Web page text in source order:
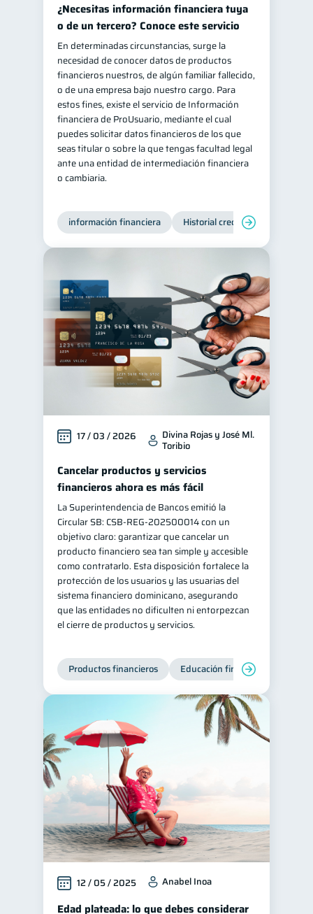
Doble sueldo
Gasto responsable
información financiera 1
¿Necesitas información financiera tuya
o de un tercero? Conoce este servicio
En determinadas circunstancias, surge la
necesidad de conocer datos de productos
financieros nuestros, de algún familiar fallecido,
o de una empresa bajo nuestro cargo. Para
estos fines, existe el servicio de Información
financiera de ProUsuario, mediante el cual
puedes solicitar datos financieros de los que
seas titular o sobre la que tengas facultad legal
ante una entidad de intermediación financiera
o cambiaria.
información financiera Historial crediticio
17 / 03 / 2026 Divina Rojas y José Ml.
Toribio
Cancelar productos y servicios
financieros ahora es más fácil
La Superintendencia de Bancos emitió la
Circular SB: CSB‑REG‑202500014 con un
objetivo claro: garantizar que cancelar un
producto financiero sea tan simple y accesible
como contratarlo. Esta disposición fortalece la
protección de los usuarios y las usuarias del
sistema financiero dominicano, asegurando
que las entidades no dificulten ni entorpezcan
el cierre de productos y servicios.
Productos financieros Educación financiera
12 / 05 / 2025 Anabel Inoa
Edad plateada: lo que debes considerar